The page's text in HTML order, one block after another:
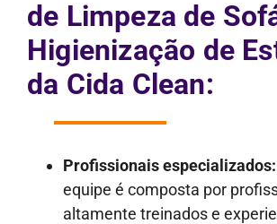
de Limpeza de
Higienização de
da Cida Clean:
Profissionais especializados:
equipe é composta por
altamente treinados e